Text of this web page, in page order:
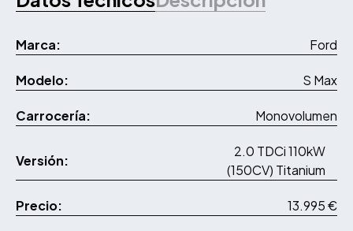
Marca: Ford
Modelo: S Max
Carrocería: Monovolumen
Versión:
2.0 TDCi 110kW
(150CV) Titanium
Precio: 13.995 €